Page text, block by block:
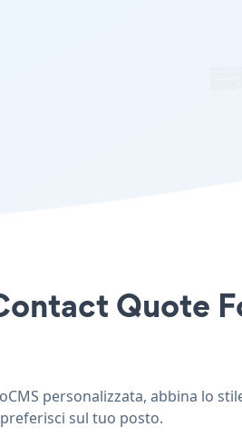
Quote
personalizzata, abbina lo
sul tuo posto.